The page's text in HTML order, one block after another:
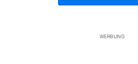
WERBUNG